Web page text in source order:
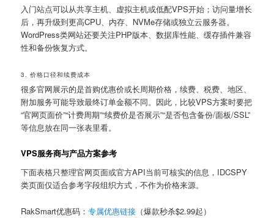
入门站点可以从共享主机、虚拟主机或低配VPS开始；访问量增长
后，再升级到更高CPU、内存、NVMe存储或独立云服务器。
WordPress类网站还要关注PHP版本、数据库性能、缓存插件兼容
性和备份恢复方式。
3. 价格口径和续费成本
很多官网展示的是首购优惠价或长周期价格，续费、税费、地区、
附加服务可能导致最终订单金额不同。因此，比较VPS方案时要把
“官网页面价”“计费周期”“续费价是否展示”“是否包含备份/面板/SSL”
等信息放在同一张表里看。
VPS服务商与产品方案参考
下面表格只整理官网页面或官方API当前可核实的信息，IDCSPY
类页面仅适合参考字段组织方式，不作为价格来源。
RakSmart优惠码：专属优惠链接 （爆款秒杀$2.99起）